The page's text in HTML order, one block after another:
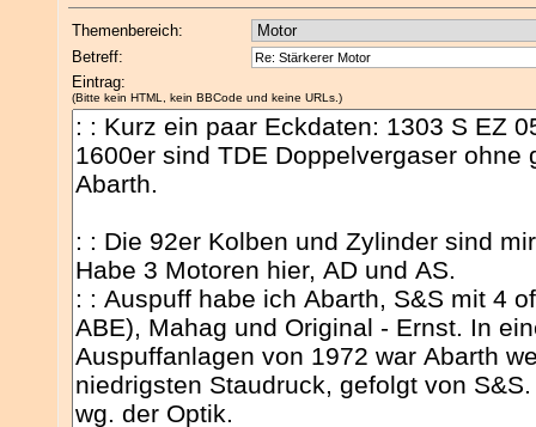
Themenbereich:
Betreff:
Eintrag:
(Bitte kein HTML, kein BBCode und keine URLs.)